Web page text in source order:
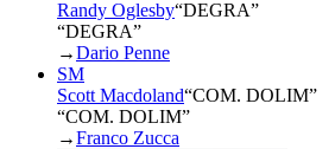
Randy Oglesby“DEGRA”
“DEGRA”
→Dario Penne
SM
Scott Macdoland“COM. DOLIM”
“COM. DOLIM”
→Franco Zucca